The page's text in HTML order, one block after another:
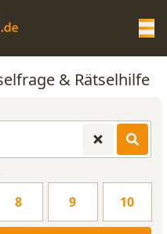
HILFE& Rätselhilfe
8 9 10